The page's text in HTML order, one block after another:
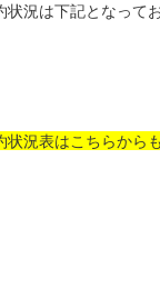
状況は下記となって
状況表はこちらから